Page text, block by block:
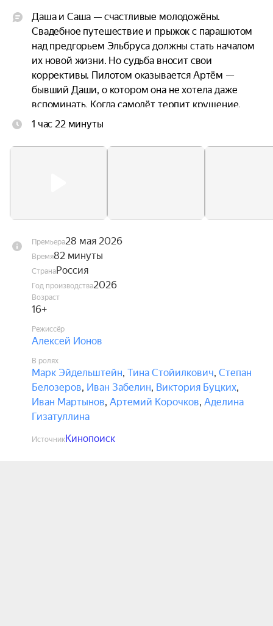
Даша и Саша — счастливые молодожёны.
Свадебное путешествие и прыжок с парашютом
над предгорьем Эльбруса должны стать началом
их новой жизни. Но судьба вносит свои
коррективы. Пилотом оказывается Артём —
бывший Даши, о котором она не хотела даже
вспоминать. Когда самолёт терпит крушение,
троим приходится прыгать без подготовки.
— но оказываются подвешены над горной
1 час 22 минуты
Премьера28 мая 2026
Время82 минуты
СтранаРоссия
Год производства2026
Возраст
16+
Режиссёр
Алексей Ионов
В ролях
Марк Эйдельштейн, Тина Стойилкович, Степан
Белозеров, Иван Забелин, Виктория Буцких,
Иван Мартынов, Артемий Корочков, Аделина
Гизатуллина
ИсточникКинопоиск